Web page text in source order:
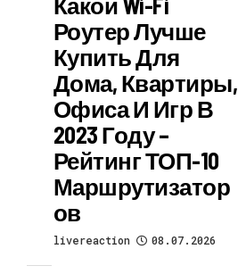
Роутер Лучше
Купить Для
Дома, Квартиры,
Офиса И Игр В
2023 Году –
Рейтинг ТОП-10
Маршрутизатор
Ов
livereaction 08.07.2026